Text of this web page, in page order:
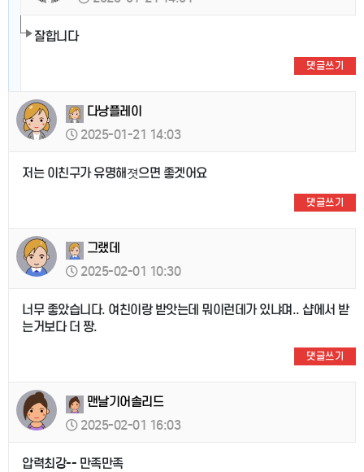
잘합니다
댓글쓰기
다낭플레이
2025-01-21 14:03
저는 이친구가 유명해졋으면 좋겟어요
댓글쓰기
그랬데
2025-02-01 10:30
너무 좋았습니다. 여친이랑 받앗는데 뭐이런데가 있냐며.. 샵에서 받
는거보다 더 짱.
댓글쓰기
맨날기어솔리드
2025-02-01 16:03
압력최강-- 만족만족